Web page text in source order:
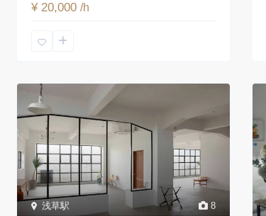
¥ 20,000 /h
8
浅草駅